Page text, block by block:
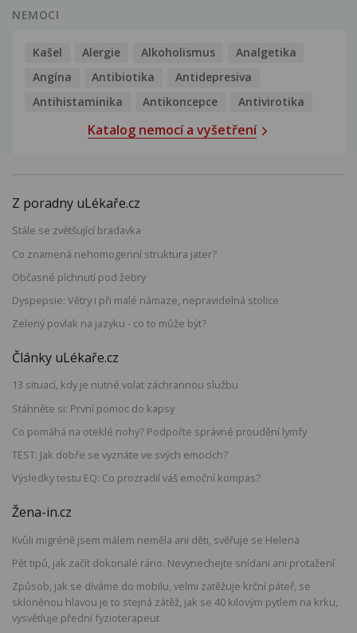
NEMOCI
Kašel Alergie Alkoholismus
Analgetika
Angína
Antibiotika
Antidepresiva
Antihistaminika
Antikoncepce Antivirotika
Katalog nemocí a vyšetření
Z poradny uLékaře.cz
Stále se zvětšující bradavka
Co znamená nehomogenní struktura jater?
Občasné píchnutí pod žebry
Dyspepsie: Větry i při malé námaze, nepravidelná stolice
Zelený povlak na jazyku - co to může být?
Články uLékaře.cz
13 situací, kdy je nutné volat záchrannou službu
Stáhněte si: První pomoc do kapsy
Co pomáhá na oteklé nohy? Podpořte správné proudění lymfy
TEST: Jak dobře se vyznáte ve svých emocích?
Výsledky testu EQ: Co prozradil váš emoční kompas?
Žena-in.cz
Kvůli migréně jsem málem neměla ani děti, svěřuje se Helena
Pět tipů, jak začít dokonalé ráno. Nevynechejte snídani ani protažení
Způsob, jak se díváme do mobilu, velmi zatěžuje krční páteř, se
skloněnou hlavou je to stejná zátěž, jak se 40 kilovým pytlem na krku,
vysvětluje přední fyzioterapeut